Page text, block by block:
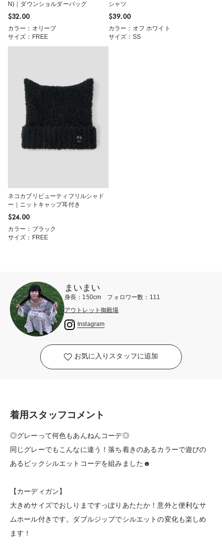
N)｜ダウンショルダーバッグ
$‌32.00
カラー：オリーブ
サイズ：FREE
シャツ
$‌39.00
カラー：オフ ホワイト
サイズ：SS
ネコカブリビューティフリルシャド
ー｜ニットキャップ耳付き
$‌24.00
カラー：ブラック
サイズ：FREE
まいまい
身長：150cm フォロワー数：111
アウトレット御殿場
Instagram
お気に入りスタッフに追加
着用スタッフコメント
◎グレーって何色もあんねんコーデ◎
同じグレーでもこんなに違う！落ち着きのあるカラーで遊びの
あるビックシルエットコーデを組みました☻
【カーディガン】
大きめサイズでおしりまですっぽりあたたか！意外と便利なサ
ムホール付きです。ダブルジップでシルエットの変化も楽しめ
ます！